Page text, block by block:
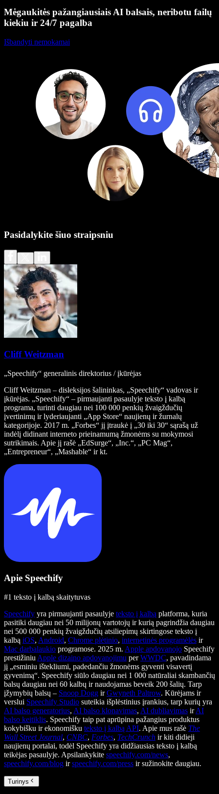
Mėgaukitės pažangiausiais AI balsais, neribotu failų
kiekiu ir 24/7 pagalba
Išbandyti nemokamai
Pasidalykite šiuo straipsniu
Cliff Weitzman
„Speechify“ generalinis direktorius / įkūrėjas
Cliff Weitzman – disleksijos šalininkas, „Speechify“ vadovas ir
įkūrėjas. „Speechify“ – pirmaujanti pasaulyje teksto į kalbą
programa, turinti daugiau nei 100 000 penkių žvaigždučių
įvertinimų ir lyderiaujanti „App Store“ naujienų ir žurnalų
kategorijoje. 2017 m. „Forbes“ jį įtraukė į „30 iki 30“ sąrašą už
indėlį didinant interneto prieinamumą žmonėms su mokymosi
sutrikimais. Apie jį rašė „EdSurge“, „Inc.“, „PC Mag“,
„Entrepreneur“, „Mashable“ ir kt.
Apie Speechify
#1 teksto į kalbą skaitytuvas
Speechify yra pirmaujanti pasaulyje teksto į kalbą platforma, kuria
pasitiki daugiau nei 50 milijonų vartotojų ir kurią pagrindžia daugiau
nei 500 000 penkių žvaigždučių atsiliepimų skirtingose teksto į
kalbą iOS, Android, Chrome plėtinio, internetinės programėlės ir
Mac darbalaukio programose. 2025 m. Apple apdovanojo Speechify
prestižiniu Apple dizaino apdovanojimu perWWDC, pavadindama
jį „esminiu ištekliumi, padedančiu žmonėms gyventi visavertį
gyvenimą“. Speechify siūlo daugiau nei 1 000 natūraliai skambančių
balsų daugiau nei 60 kalbų ir naudojamas beveik 200 šalių. Tarp
įžymybių balsų – Snoop Dogg irGwyneth Paltrow. Kūrėjams ir
verslui Speechify Studio suteikia išplėstinius įrankius, tarp kurių yra
AI balso generatorius, AI balso klonavimas, AI dubliavimas irAI
balso keitiklis. Speechify taip pat aprūpina pažangius produktus
kokybišku ir ekonomišku teksto į kalbą API. Apie mus rašė The
Wall Street Journal, CNBC, Forbes, TechCrunch ir kiti didieji
naujienų portalai, todėl Speechify yra didžiausias teksto į kalbą
teikėjas pasaulyje. Apsilankykite speechify.com/news,
speechify.com/blog irspeechify.com/press ir sužinokite daugiau.
Turinys